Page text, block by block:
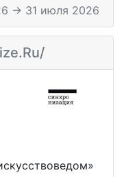
→ 31 июля 2026